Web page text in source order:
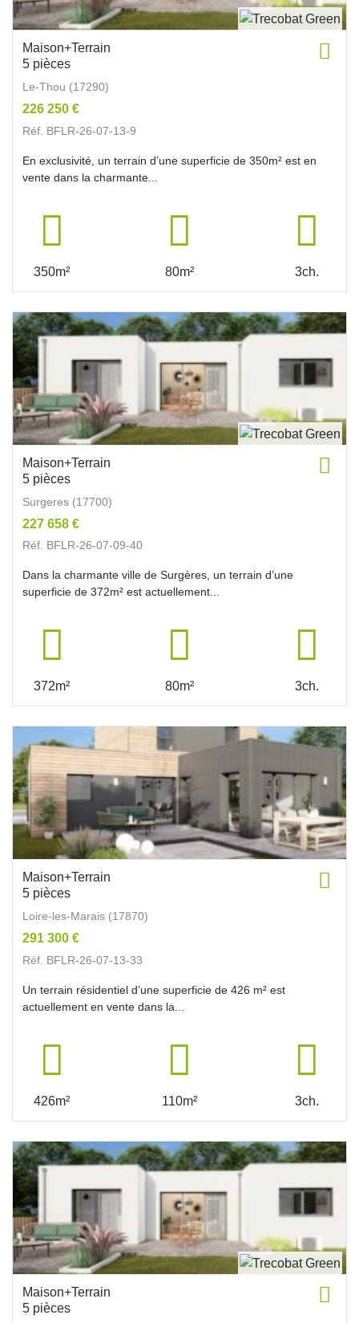
Maison+Terrain
5 pièces
Le-Thou (17290)
226 250 €
Réf. BFLR-26-07-13-9
En exclusivité, un terrain d’une superficie de 350m² est en
vente dans la charmante...
350m² 80m² 3ch.
Maison+Terrain
5 pièces
Surgeres (17700)
227 658 €
Réf. BFLR-26-07-09-40
Dans la charmante ville de Surgères, un terrain d’une
superficie de 372m² est actuellement...
372m² 80m² 3ch.
Maison+Terrain
5 pièces
Loire-les-Marais (17870)
291 300 €
Réf. BFLR-26-07-13-33
Un terrain résidentiel d’une superficie de 426 m² est
actuellement en vente dans la...
426m² 110m² 3ch.
Maison+Terrain
5 pièces